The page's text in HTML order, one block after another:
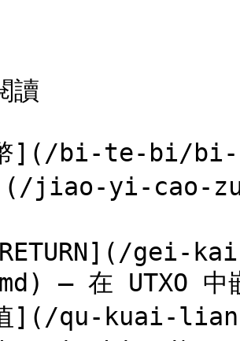
讀
](/bi-te-bi/bi-
jiao-yi-cao-
gei-
— 在 UTXO 中
](/qu-kuai-